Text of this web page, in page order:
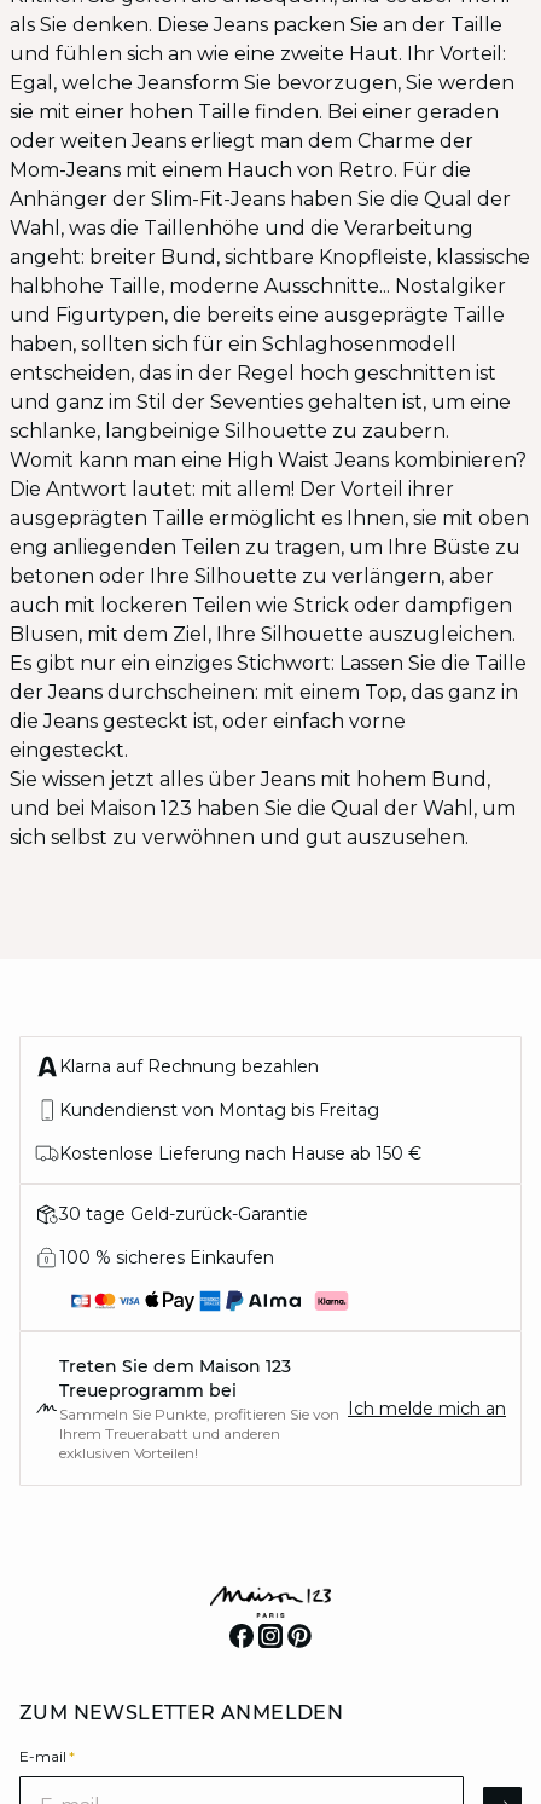
als Sie denken. Diese Jeans packen Sie an der Taille
und fühlen sich an wie eine zweite Haut. Ihr Vorteil:
Egal, welche Jeansform Sie bevorzugen, Sie werden
sie mit einer hohen Taille finden. Bei einer geraden
oder weiten Jeans erliegt man dem Charme der
Mom-Jeans mit einem Hauch von Retro. Für die
Anhänger der Slim-Fit-Jeans haben Sie die Qual der
Wahl, was die Taillenhöhe und die Verarbeitung
angeht: breiter Bund, sichtbare Knopfleiste, klassische
halbhohe Taille, moderne Ausschnitte... Nostalgiker
und Figurtypen, die bereits eine ausgeprägte Taille
haben, sollten sich für ein Schlaghosenmodell
entscheiden, das in der Regel hoch geschnitten ist
und ganz im Stil der Seventies gehalten ist, um eine
schlanke, langbeinige Silhouette zu zaubern.
Womit kann man eine High Waist Jeans kombinieren?
Die Antwort lautet: mit allem! Der Vorteil ihrer
ausgeprägten Taille ermöglicht es Ihnen, sie mit oben
eng anliegenden Teilen zu tragen, um Ihre Büste zu
betonen oder Ihre Silhouette zu verlängern, aber
auch mit lockeren Teilen wie Strick oder dampfigen
Blusen, mit dem Ziel, Ihre Silhouette auszugleichen.
Es gibt nur ein einziges Stichwort: Lassen Sie die Taille
der Jeans durchscheinen: mit einem Top, das ganz in
die Jeans gesteckt ist, oder einfach vorne
eingesteckt.
Sie wissen jetzt alles über Jeans mit hohem Bund,
und bei Maison 123 haben Sie die Qual der Wahl, um
sich selbst zu verwöhnen und gut auszusehen.
Klarna auf Rechnung bezahlen
Kundendienst von Montag bis Freitag
Kostenlose Lieferung nach Hause ab 150 €
30 tage Geld-zurück-Garantie
100 % sicheres Einkaufen
Treten Sie dem Maison 123
Treueprogramm bei
Sammeln Sie Punkte, profitieren Sie von
Ihrem Treuerabatt und anderen
exklusiven Vorteilen!
Ich melde mich an
ZUM NEWSLETTER ANMELDEN
E-mail *